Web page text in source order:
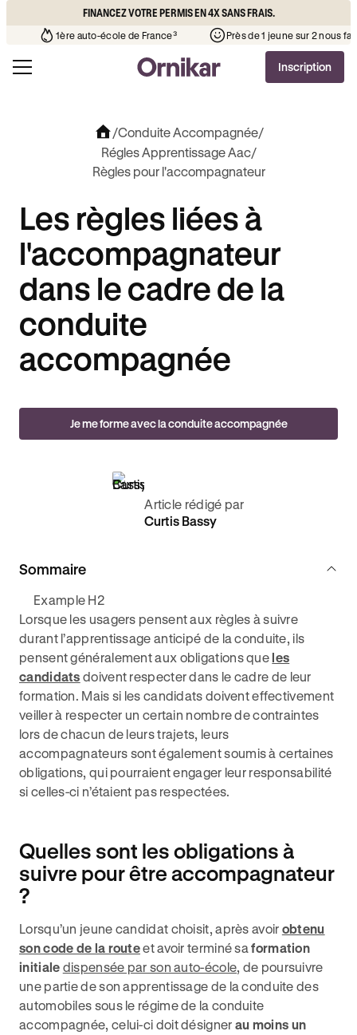
FINANCEZ VOTRE PERMIS EN 4X SANS FRAIS.
école de votre quartier¹ 1ère auto-école de France³
Inscription
/Conduite Accompagnée/
Régles Apprentissage Aac/
Règles pour l'accompagnateur
Les règles liées à
l'accompagnateur
dans le cadre de la
conduite
accompagnée
Je me forme avec la conduite accompagnée
Article rédigé par
Curtis Bassy
Sommaire
Example H2
Lorsque les usagers pensent aux règles à suivre
durant l’apprentissage anticipé de la conduite, ils
pensent généralement aux obligations queles
candidats doivent respecter dans le cadre de leur
formation. Mais si les candidats doivent effectivement
veiller à respecter un certain nombre de contraintes
lors de chacun de leurs trajets, leurs
accompagnateurs sont également soumis à certaines
obligations, qui pourraient engager leur responsabilité
si celles-ci n’étaient pas respectées.
Quelles sont les obligations à
suivre pour être accompagnateur
?
Lorsqu’un jeune candidat choisit, après avoir obtenu
son code de la routeet avoir terminé saformation
initiale dispensée par son auto-école, de poursuivre
une partie de son apprentissage de la conduite des
automobiles sous le régime de la conduite
accompagnée, celui-ci doit désigner au moins un